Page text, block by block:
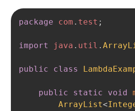
package com . test ;
import java . util .
public class
public static void
ArrayList<